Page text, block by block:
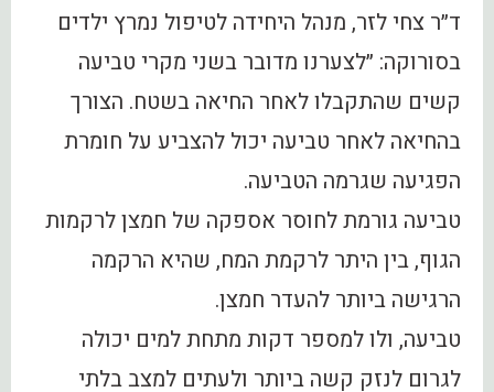
ד״ר צחי לזר, מנהל היחידה לטיפול נמרץ ילדים
בסורוקה: ״לצערנו מדובר בשני מקרי טביעה
קשים שהתקבלו לאחר החיאה בשטח. הצורך
בהחיאה לאחר טביעה יכול להצביע על חומרת
הפגיעה שגרמה הטביעה.
טביעה גורמת לחוסר אספקה של חמצן לרקמות
הגוף, בין היתר לרקמת המח, שהיא הרקמה
הרגישה ביותר להעדר חמצן.
טביעה, ולו למספר דקות מתחת למים יכולה
לגרום לנזק קשה ביותר ולעתים למצב בלתי